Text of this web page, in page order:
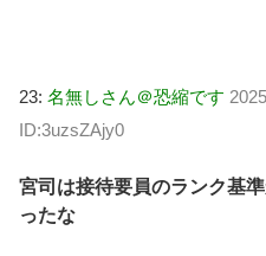
23: 名無しさん＠恐縮です
ID:3uzsZAjy0
宮司は接待要員のランク基
ったな